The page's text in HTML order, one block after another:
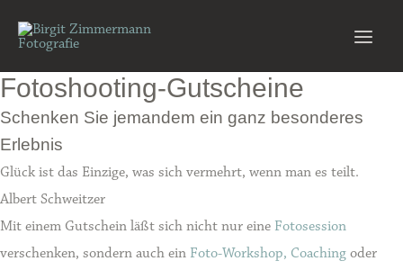
Inhalt
Fotoshooting-Gutscheine
Schenken Sie jemandem ein ganz besonderes
Erlebnis
Glück ist das Einzige, was sich vermehrt, wenn man es teilt.
Albert Schweitzer
Mit einem Gutschein läßt sich nicht nur eine Fotosession
verschenken, sondern auch ein Foto-Workshop, Coaching oder